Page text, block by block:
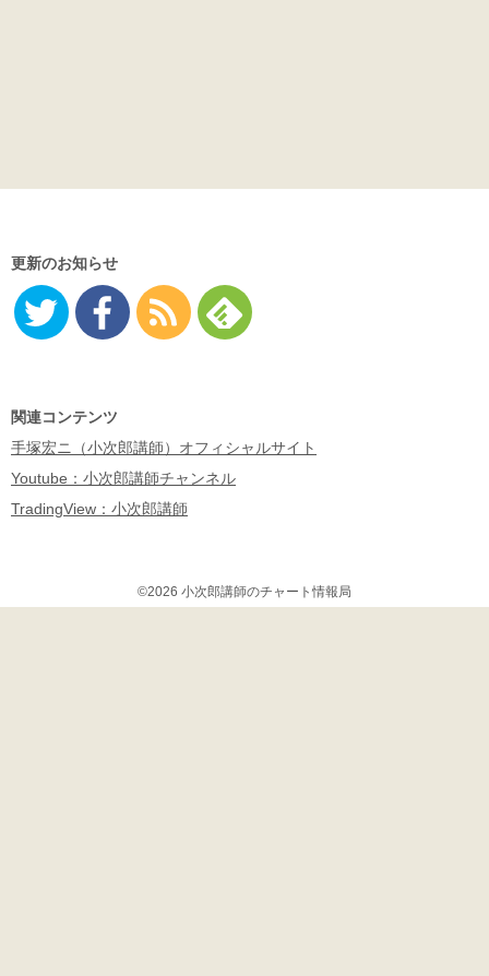
更新のお知らせ
関連コンテンツ
手塚宏ニ（小次郎講師）オフィシャルサイト
Youtube：小次郎講師チャンネル
TradingView：小次郎講師
©2026 小次郎講師のチャート情報局